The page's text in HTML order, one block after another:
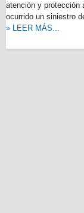
atención y protección
ocurrido un siniestro
» LEER MÁS...